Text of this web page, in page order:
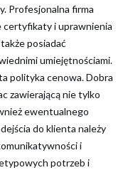
Profesjonalna firma
certyfikaty i uprawnienia
posiadać
umiejętnościami.
polityka cenowa. Dobra
zawierającą nie tylko
ewentualnego
do klienta należy
i
potrzeb i